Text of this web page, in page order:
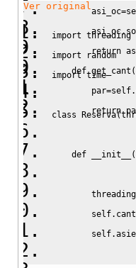
asi_oc=
asi_oc.
return
def get_cant (
par=self.
return
Ver original
import threading
import
random
import time
class Reserva(
def __init__ (
threading
self. cant
self.